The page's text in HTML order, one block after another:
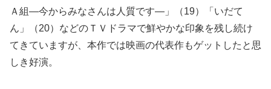
Ａ組―今からみなさんは人質です―」（19）「いだて
ん」（20）などのＴＶドラマで鮮やかな印象を残し続け
てきていますが、本作では映画の代表作もゲットしたと思
しき好演。